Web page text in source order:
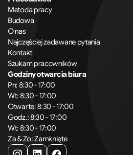
Metoda pracy
Budowa
O nas
Najczęściej zadawane pytania
Kontakt
Szukam pracowników
Godziny otwarcia biura
Pn: 8:30 - 17:00
Wt: 8:30 - 17:00
Otwarte: 8:30 - 17:00
Godz.: 8:30 - 17:00
Wt: 8:30 - 17:00
Za & Zo: Zamknięte